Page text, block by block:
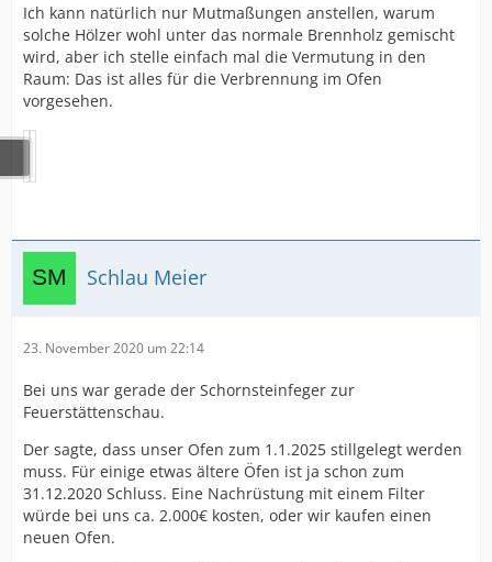
Ich kann natürlich nur Mutmaßungen anstellen, warum
solche Hölzer wohl unter das normale Brennholz gemischt
wird, aber ich stelle einfach mal die Vermutung in den
Raum: Das ist alles für die Verbrennung im Ofen
vorgesehen.
Schlau Meier
23. November 2020 um 22:14
Bei uns war gerade der Schornsteinfeger zur
Feuerstättenschau.
Der sagte, dass unser Ofen zum 1.1.2025 stillgelegt werden
muss. Für einige etwas ältere Öfen ist ja schon zum
31.12.2020 Schluss. Eine Nachrüstung mit einem Filter
würde bei uns ca. 2.000€ kosten, oder wir kaufen einen
neuen Ofen.